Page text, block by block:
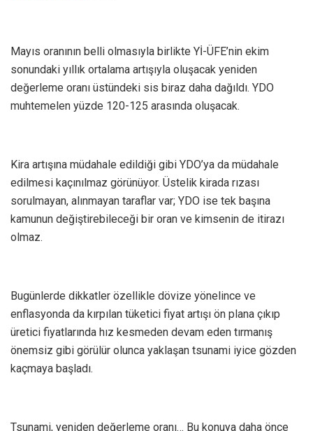
Mayıs oranının belli olmasıyla birlikte Yİ-ÜFE’nin ekim
sonundaki yıllık ortalama artışıyla oluşacak yeniden
değerleme oranı üstündeki sis biraz daha dağıldı. YDO
muhtemelen yüzde 120-125 arasında oluşacak.
Kira artışına müdahale edildiği gibi YDO’ya da müdahale
edilmesi kaçınılmaz görünüyor. Üstelik kirada rızası
sorulmayan, alınmayan taraflar var; YDO ise tek başına
kamunun değiştirebileceği bir oran ve kimsenin de itirazı
olmaz.
Bugünlerde dikkatler özellikle dövize yönelince ve
enflasyonda da kırpılan tüketici fiyat artışı ön plana çıkıp
üretici fiyatlarında hız kesmeden devam eden tırmanış
önemsiz gibi görülür olunca yaklaşan tsunami iyice gözden
kaçmaya başladı.
Tsunami, yeniden değerleme oranı… Bu konuya daha önce